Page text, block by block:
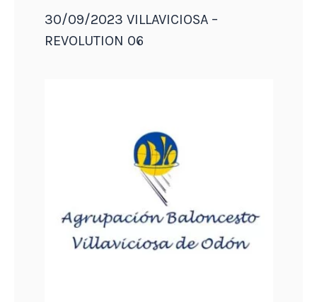
30/09/2023 VILLAVICIOSA –
REVOLUTION 06